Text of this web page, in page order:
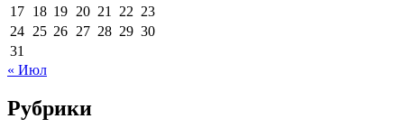
17 18 19 20 21 22 23
24 25 26 27 28 29 30
31
« Июл
Рубрики